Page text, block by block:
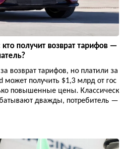
получит возврат тарифов —
возврат тарифов, но платили за
может получить $1,3 млрд от гос
повышенные цены. Классическ
дважды, потребитель —